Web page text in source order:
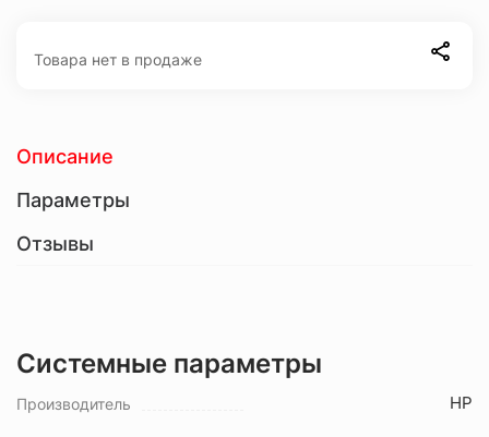
Товара нет в продаже
Описание
Параметры
Отзывы
Системные параметры
Производитель HP